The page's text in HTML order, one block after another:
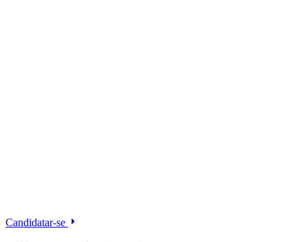
Candidatar-se